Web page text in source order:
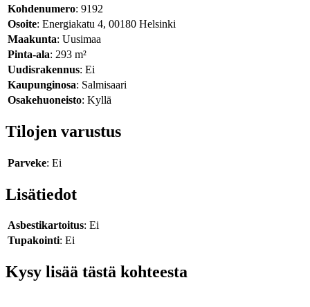
Kohdenumero: 9192
Osoite: Energiakatu 4, 00180 Helsinki
Maakunta: Uusimaa
Pinta-ala: 293 m²
Uudisrakennus: Ei
Kaupunginosa: Salmisaari
Osakehuoneisto: Kyllä
Tilojen varustus
Parveke: Ei
Lisätiedot
Asbestikartoitus: Ei
Tupakointi: Ei
Kysy lisää tästä kohteesta